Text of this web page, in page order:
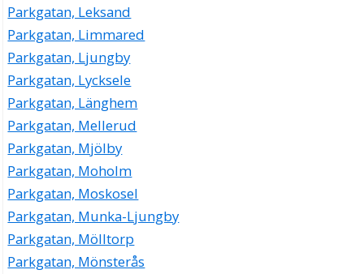
Parkgatan, Leksand
Parkgatan, Limmared
Parkgatan, Ljungby
Parkgatan, Lycksele
Parkgatan, Länghem
Parkgatan, Mellerud
Parkgatan, Mjölby
Parkgatan, Moholm
Parkgatan, Moskosel
Parkgatan, Munka-Ljungby
Parkgatan, Mölltorp
Parkgatan, Mönsterås